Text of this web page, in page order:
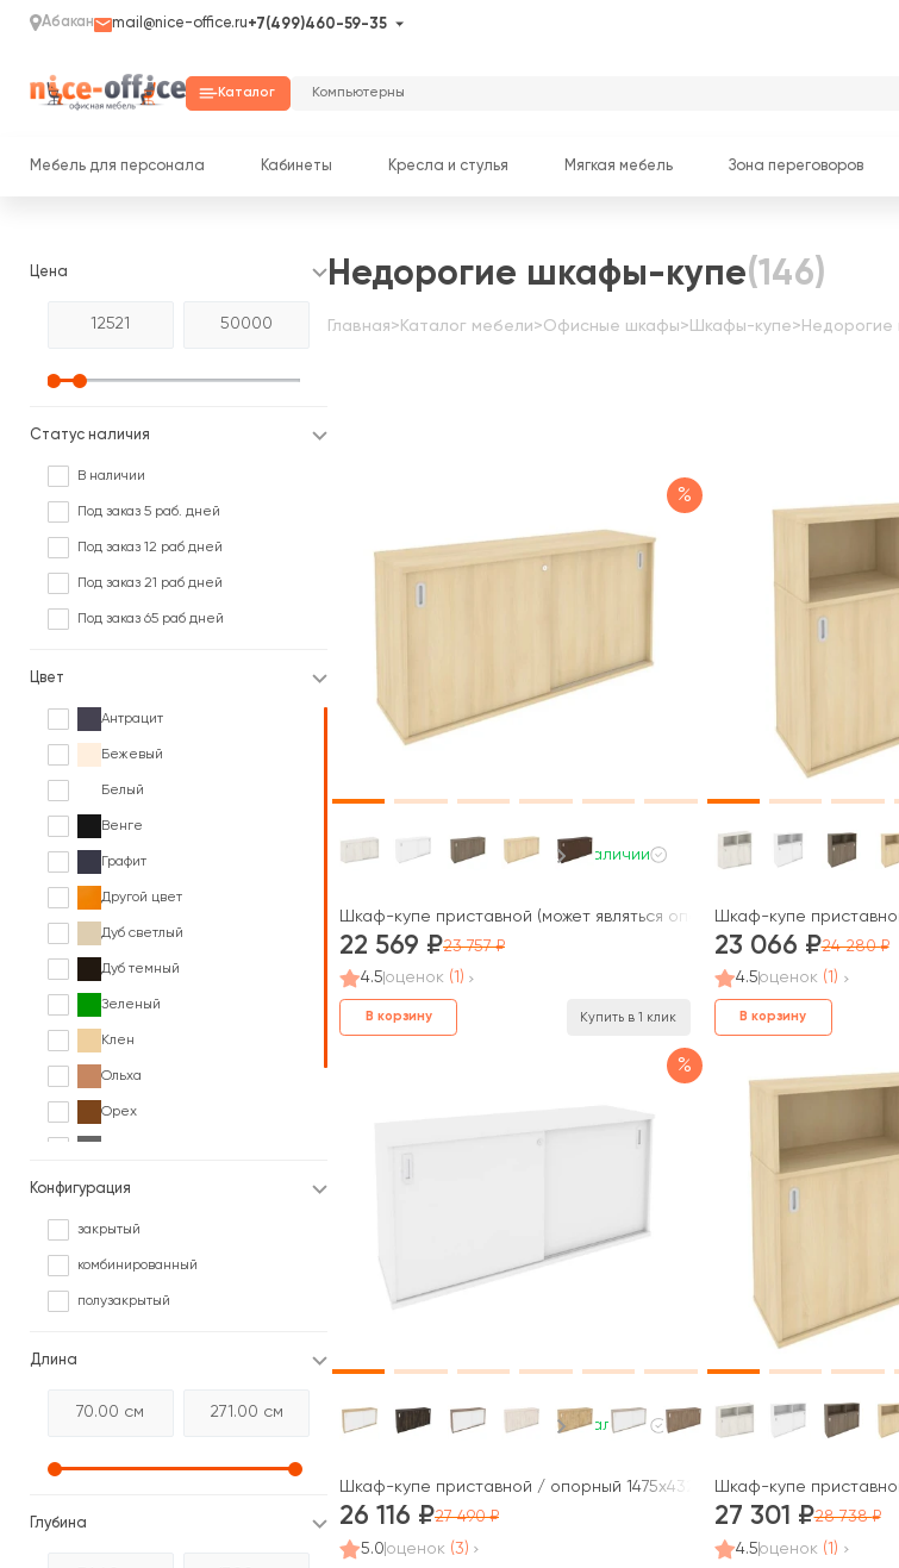
Абакан mail@nice-office.ru+7(499)460-59-35
Каталог
Мебель для персонала Кабинеты Кресла и стулья Мягкая мебель Зона переговоров
Цена
Статус наличия
В наличии
Под заказ 5 раб. дней
Под заказ 12 раб дней
Под заказ 21 раб дней
Под заказ 65 раб дней
Цвет
Антрацит
Бежевый
Белый
Венге
Графит
Другой цвет
Дуб светлый
Дуб темный
Зеленый
Клен
Ольха
Орех
Сосна
Конфигурация
закрытый
комбинированный
полузакрытый
Длина
Глубина
Недорогие шкафы-купе(146)
Главная> Каталог мебели>Офисные шкафы> Шкафы-купе>
%
В наличии
Шкаф-купе приставной (может являться опорным элементом)
22 569
23 757
4.5 оценок (1)
В корзину Купить в 1 клик
Шкаф-купе
23 066
24 280
4.5оценок (1)
В корзину
%
В наличии
Шкаф-купе приставной / опорный 1475x432x750 Оникс / Onix
26 116
27 490
5.0 оценок (3)
Шкаф-купе
27 301
28 738
4.5оценок (1)